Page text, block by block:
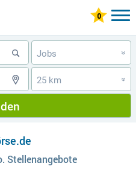
Jobs »
25 km »
Stellenangebote